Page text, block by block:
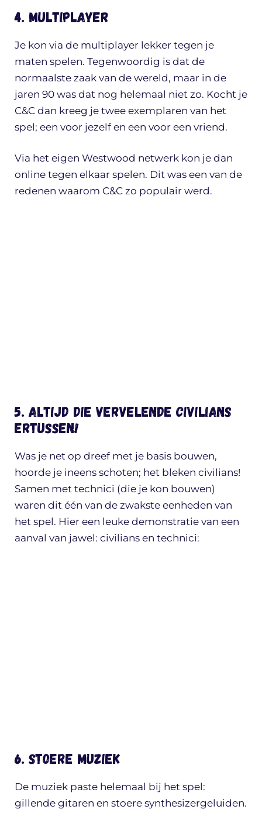
4. Multiplayer
Je kon via de multiplayer lekker tegen je
maten spelen. Tegenwoordig is dat de
normaalste zaak van de wereld, maar in de
jaren 90 was dat nog helemaal niet zo. Kocht je
C&C dan kreeg je twee exemplaren van het
spel; een voor jezelf en een voor een vriend.
Via het eigen Westwood netwerk kon je dan
online tegen elkaar spelen. Dit was een van de
redenen waarom C&C zo populair werd.
5. Altijd die vervelende civilians
ertussen!
Was je net op dreef met je basis bouwen,
hoorde je ineens schoten; het bleken civilians!
Samen met technici (die je kon bouwen)
waren dit één van de zwakste eenheden van
het spel. Hier een leuke demonstratie van een
aanval van jawel: civilians en technici:
6. Stoere muziek
De muziek paste helemaal bij het spel:
gillende gitaren en stoere synthesizergeluiden.